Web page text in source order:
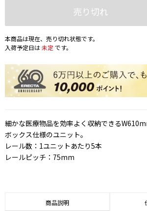
売り切れ
本商品は現在、売り切れ状態です。
入荷予定日は未定 です。
細かな医療物品を効率よく収納できる
ボックス仕様のユニット。
レール数：1ユニットあたり5本
レールピッチ：75mm
商品説明